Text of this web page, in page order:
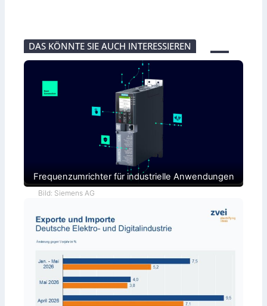
DAS KÖNNTE SIE AUCH INTERESSIEREN
Frequenzumrichter für industrielle Anwendungen
Bild: Siemens AG